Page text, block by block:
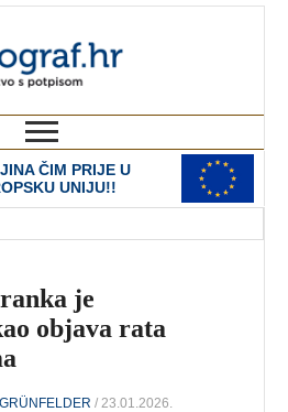
ČIM PRIJE U
UNIJU!!
je
objava rata
/ 23.01.2026.